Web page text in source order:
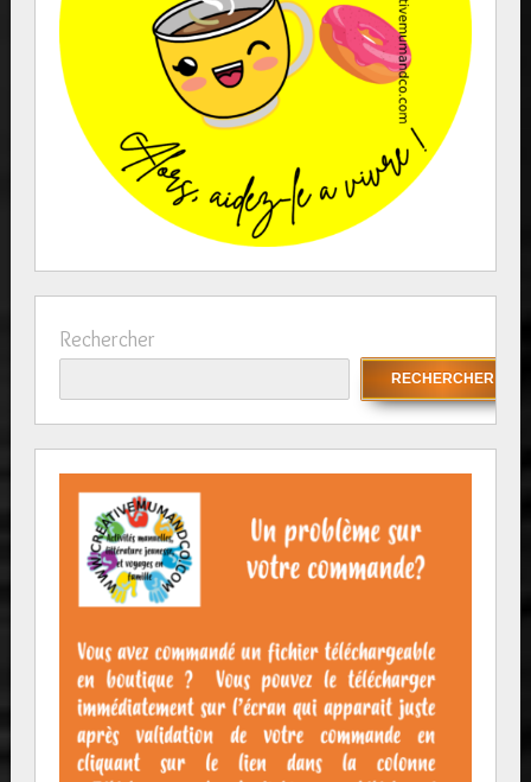
Rechercher
RECHERCHER